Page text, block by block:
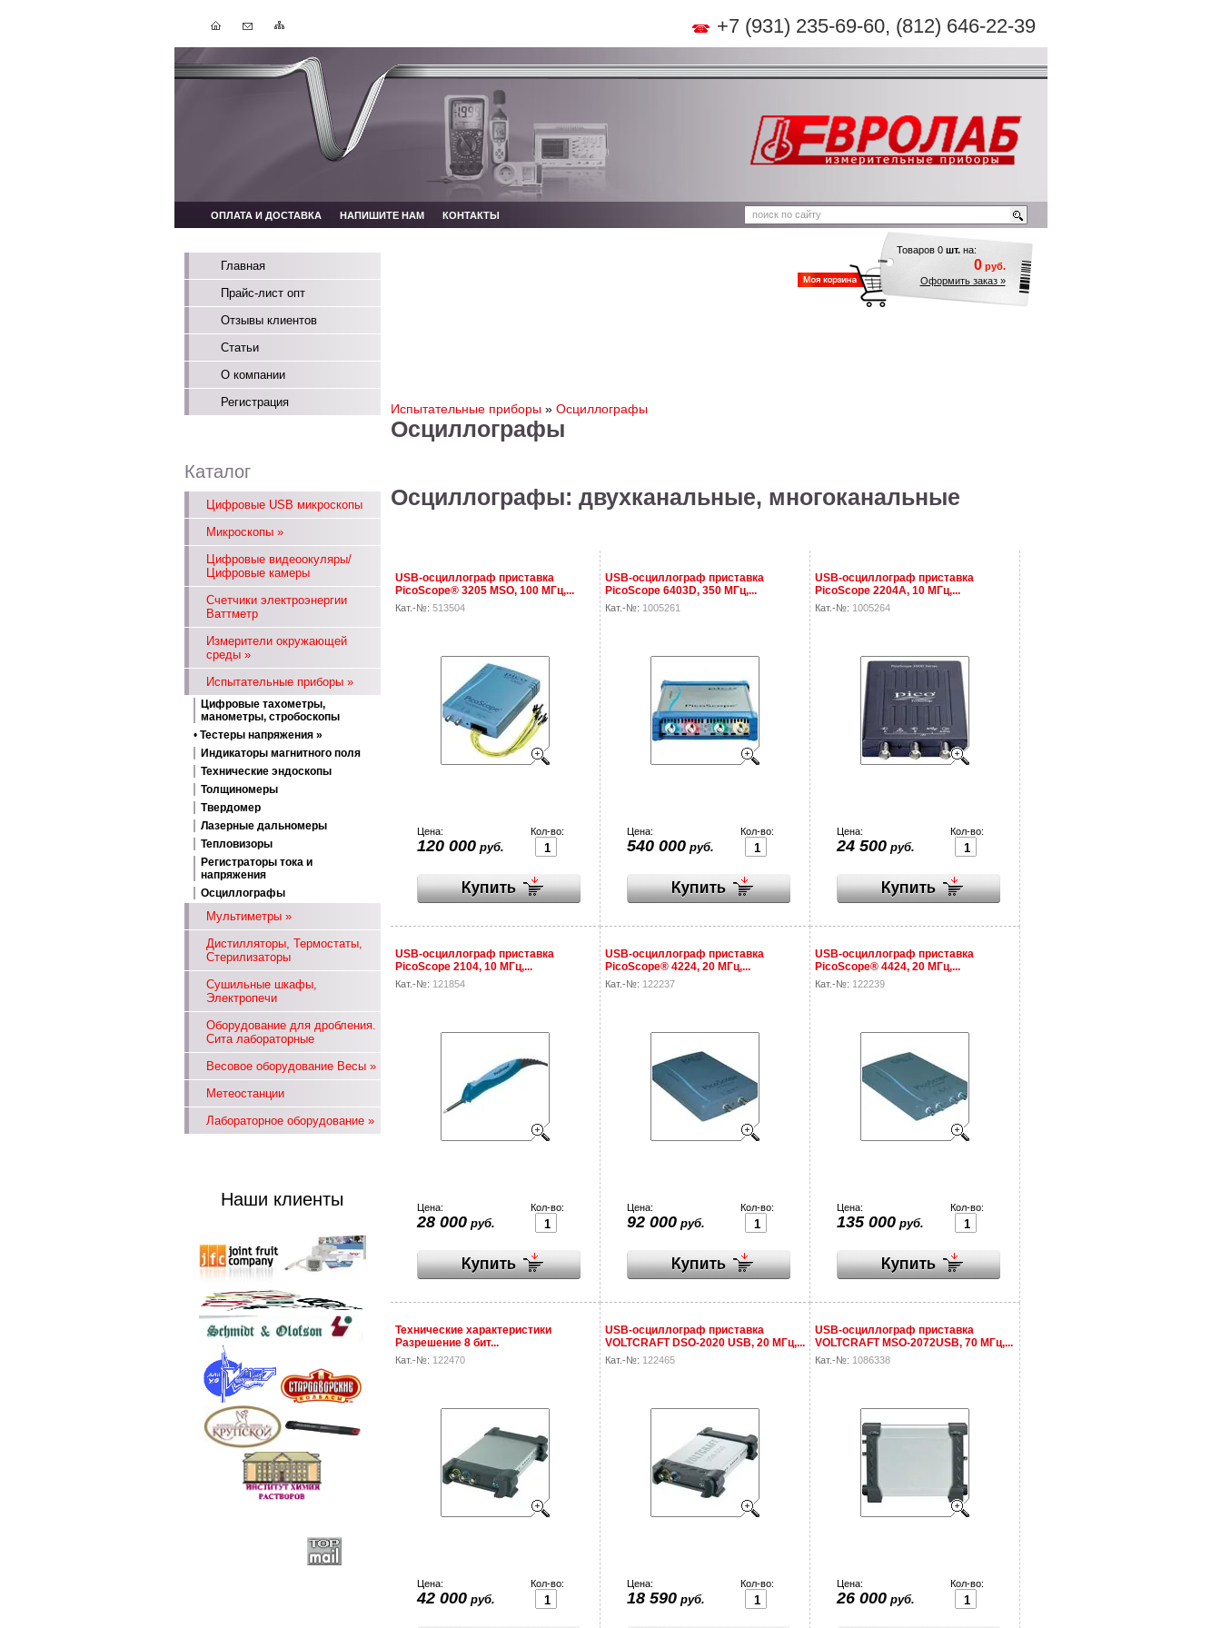
+7 (931) 235-69-60, (812) 646-22-39
Товаров 0 шт.на:
0 руб.
Оформить заказ »
ОПЛАТА И ДОСТАВКА НАПИШИТЕ НАМ КОНТАКТЫ
Главная
Прайс-лист опт
Отзывы клиентов
Статьи
О компании
Регистрация
Каталог
Цифровые USB микроскопы
Микроскопы»
Цифровые видеоокуляры/
Цифровые камеры
Счетчики электроэнергии
Ваттметр
Измерители окружающей
среды»
Испытательные приборы»
Цифровые тахометры,
манометры, стробоскопы
• Тестеры напряжения»
Индикаторы магнитного поля
Технические эндоскопы
Толщиномеры
Твердомер
Лазерные дальномеры
Тепловизоры
Регистраторы тока и
напряжения
Осциллографы
Мультиметры»
Дистилляторы, Термостаты,
Стерилизаторы
Сушильные шкафы,
Электропечи
Оборудование для дробления.
Сита лабораторные
Весовое оборудование Весы»
Метеостанции
Лабораторное оборудование»
Наши клиенты
Испытательные приборы» Осциллографы
Осциллографы
Осциллографы: двухканальные, многоканальные
USB-осциллограф приставка
PicoScope® 3205 MSO, 100 МГц,...
Кат.-№: 513504
Цена:
120 000руб.
Кол-во:
USB-осциллограф приставка
PicoScope 6403D, 350 МГц,...
Кат.-№: 1005261
Цена:
540 000руб.
Кол-во:
USB-осциллограф приставка
PicoScope 2204A, 10 МГц,...
Кат.-№: 1005264
Цена:
24 500руб.
Кол-во:
USB-осциллограф приставка
PicoScope 2104, 10 МГц,...
Кат.-№: 121854
Цена:
28 000руб.
Кол-во:
USB-осциллограф приставка
PicoScope® 4224, 20 МГц,...
Кат.-№: 122237
Цена:
92 000руб.
Кол-во:
USB-осциллограф приставка
PicoScope® 4424, 20 МГц,...
Кат.-№: 122239
Цена:
135 000руб.
Кол-во:
Технические характеристики
Разрешение 8 бит...
Кат.-№: 122470
Цена:
42 000руб.
Кол-во:
USB-осциллограф приставка
VOLTCRAFT DSO-2020 USB, 20 МГц,...
Кат.-№: 122465
Цена:
18 590руб.
Кол-во:
USB-осциллограф приставка
VOLTCRAFT MSO-2072USB, 70 МГц,...
Кат.-№: 1086338
Цена:
26 000руб.
Кол-во: